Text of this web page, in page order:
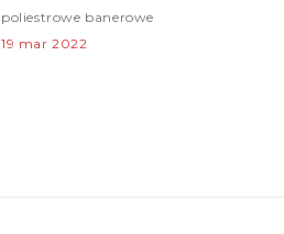
poliestrowe banerowe
19 mar 2022